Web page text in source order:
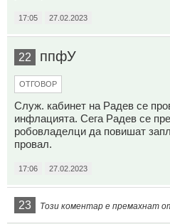
17:05 27.02.2023
22 ппфУ
ОТГОВОР
Служ. кабинет на Радев се
инфлацията. Сега Радев се
робовладелци да повишат
провал.
17:06 27.02.2023
23 Този коментар е премахнат